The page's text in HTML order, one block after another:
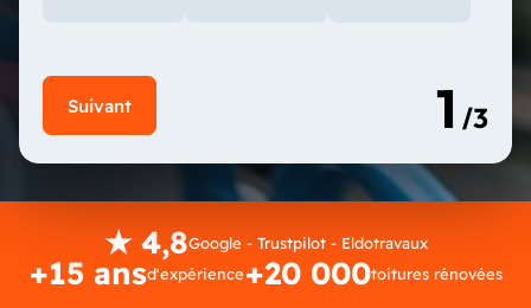
★ 4,8Google - Trustpilot - Eldotravaux
+15 ansd'expérience+20 000toitures rénovées